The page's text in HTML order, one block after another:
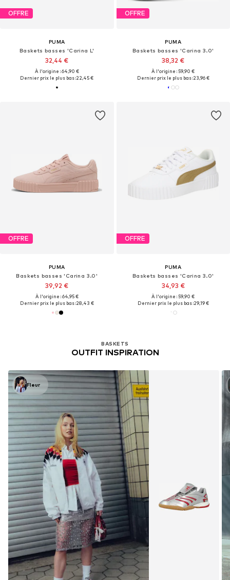
OFFRE
PUMA
Baskets basses 'Carina L'
32,44 €
À l'origine : 64,90 €
Dernier prix le plus bas :22,45 €
OFFRE
PUMA
Baskets basses 'Carina 3.0'
38,32 €
À l'origine : 59,90 €
Dernier prix le plus bas :23,96 €
OFFRE
PUMA
Baskets basses 'Carina 3.0'
39,92 €
À l'origine : 64,95 €
Dernier prix le plus bas :28,43 €
BASKETS
OUTFIT INSPIRATION
Fleur
OFFRE
PUMA
Baskets basses 'Carina 3.0'
34,93 €
À l'origine : 59,90 €
Dernier prix le plus bas :29,19 €